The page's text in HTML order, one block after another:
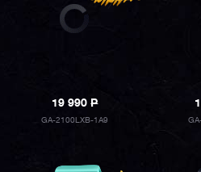
19 990P
GA-2100LXB-1A9